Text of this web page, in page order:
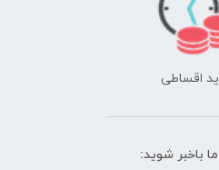
اقساطی
باخبر شوید: